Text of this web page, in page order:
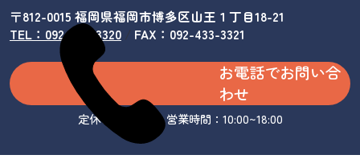
〒812-0015 福岡県福岡市博多区山王１丁目18-21
TEL：092-433-3320/ FAX：092-433-3321
お電話でお問い合
わせ
定休日：水曜日 営業時間：10:00~18:00